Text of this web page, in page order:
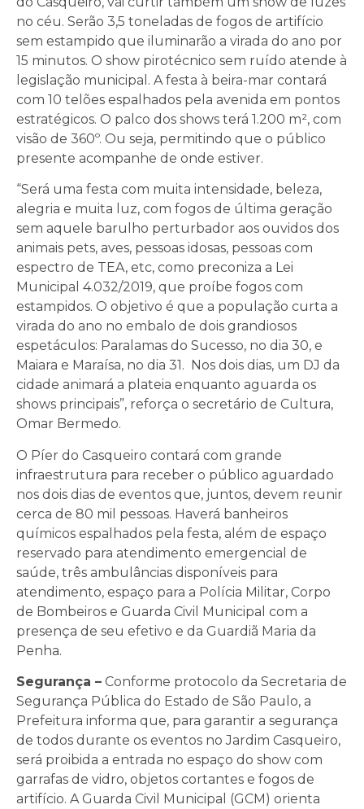
no céu. Serão 3,5 toneladas de fogos de artifício
sem estampido que iluminarão a virada do ano por
15 minutos. O show pirotécnico sem ruído atende à
legislação municipal. A festa à beira-mar contará
com 10 telões espalhados pela avenida em pontos
estratégicos. O palco dos shows terá 1.200 m², com
visão de 360º. Ou seja, permitindo que o público
presente acompanhe de onde estiver.
“Será uma festa com muita intensidade, beleza,
alegria e muita luz, com fogos de última geração
sem aquele barulho perturbador aos ouvidos dos
animais pets, aves, pessoas idosas, pessoas com
espectro de TEA, etc, como preconiza a Lei
Municipal 4.032/2019, que proíbe fogos com
estampidos. O objetivo é que a população curta a
virada do ano no embalo de dois grandiosos
espetáculos: Paralamas do Sucesso, no dia 30, e
Maiara e Maraísa, no dia 31. Nos dois dias, um DJ da
cidade animará a plateia enquanto aguarda os
shows principais”, reforça o secretário de Cultura,
Omar Bermedo.
O Píer do Casqueiro contará com grande
infraestrutura para receber o público aguardado
nos dois dias de eventos que, juntos, devem reunir
cerca de 80 mil pessoas. Haverá banheiros
químicos espalhados pela festa, além de espaço
reservado para atendimento emergencial de
saúde, três ambulâncias disponíveis para
atendimento, espaço para a Polícia Militar, Corpo
de Bombeiros e Guarda Civil Municipal com a
presença de seu efetivo e da Guardiã Maria da
Penha.
Segurança – Conforme protocolo da Secretaria de
Segurança Pública do Estado de São Paulo, a
Prefeitura informa que, para garantir a segurança
de todos durante os eventos no Jardim Casqueiro,
será proibida a entrada no espaço do show com
garrafas de vidro, objetos cortantes e fogos de
artifício. A Guarda Civil Municipal (GCM) orienta